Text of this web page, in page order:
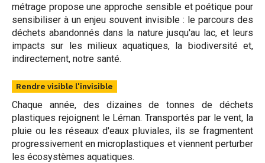
métrage propose une approche sensible et poétique pour
sensibiliser à un enjeu souvent invisible : le parcours des
déchets abandonnés dans la nature jusqu'au lac, et leurs
impacts sur les milieux aquatiques, la biodiversité et,
indirectement, notre santé.
Rendre visible l'invisible
Chaque année, des dizaines de tonnes de déchets
plastiques rejoignent le Léman. Transportés par le vent, la
pluie ou les réseaux d'eaux pluviales, ils se fragmentent
progressivement en microplastiques et viennent perturber
les écosystèmes aquatiques.